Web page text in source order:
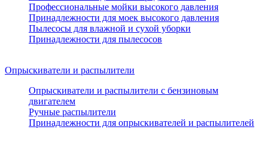
Профессиональные мойки высокого давления
Принадлежности для моек высокого давления
Пылесосы для влажной и сухой уборки
Принадлежности для пылесосов
Опрыскиватели и распылители
Опрыскиватели и распылители с бензиновым
двигателем
Ручные распылители
Принадлежности для опрыскивателей и распылителей